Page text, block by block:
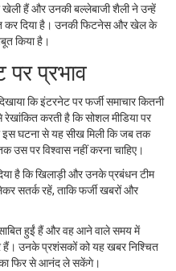
खेली हैं और उनकी बल्लेबाजी शैली ने उन्हें
कर दिया है। उनकी फिटनेस और खेल के
किया है।
पर प्रभाव
कि इंटरनेट पर फर्जी समाचार कितनी
करती है कि सोशल मीडिया पर
इस घटना से यह सीख मिली कि जब तक
उस पर विश्वास नहीं करना चाहिए।
है कि खिलाड़ी और उनके प्रबंधन टीम
सतर्क रहें, ताकि फर्जी खबरों और
हुईं हैं और वह आने वाले समय में
हैं। उनके प्रशंसकों को यह खबर निश्चित
का फिर से आनंद ले सकेंगे।